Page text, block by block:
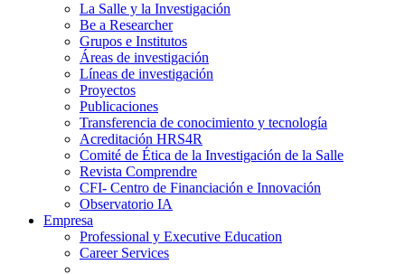
La Salle y la Investigación
Be a Researcher
Grupos e Institutos
Áreas de investigación
Líneas de investigación
Proyectos
Publicaciones
Transferencia de conocimiento y tecnología
Acreditación HRS4R
Comité de Ética de la Investigación de la Salle
Revista Comprendre
CFI- Centro de Financiación e Innovación
Observatorio IA
Empresa
Professional y Executive Education
Career Services